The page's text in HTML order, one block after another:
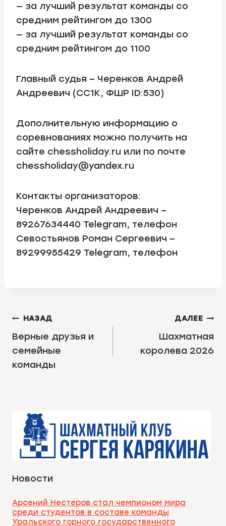
— за лучший результат команды со
средним рейтингом до 1300
— за лучший результат команды со
средним рейтингом до 1100
Главный судья – Черенков Андрей
Андреевич (СС1К, ФШР ID:530)
Дополнительную информацию о
соревнованиях можно получить на
сайте chessholiday.ru или по почте
chessholiday@yandex.ru
Контакты организаторов:
Черенков Андрей Андреевич –
89267634440 Telegram, телефон
Севостьянов Роман Сергеевич –
89299955429 Telegram, телефон
НАВИГАЦИЯ
ПО
ЗАПИСЯМ
НАЗАД
Верные друзья и
семейные
команды
ДАЛЕЕ
Шахматная
королева 2026
Новости
Арсений Нестеров стал чемпионом мира
среди студентов в составе команды
Уральского горного государственного